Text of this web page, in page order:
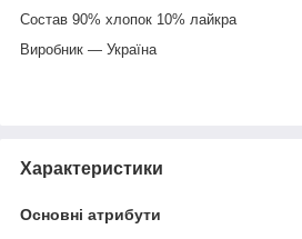
Состав 90% хлопок 10% лайкра
Виробник — Україна
Характеристики
Основні атрибути